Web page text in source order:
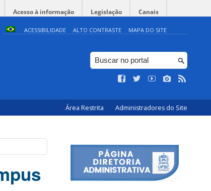
Acesso à informação Legislação Canais
ACESSIBILIDADE ALTO CONTRASTE MAPA DO SITE
Área Restrita Administradores do Site